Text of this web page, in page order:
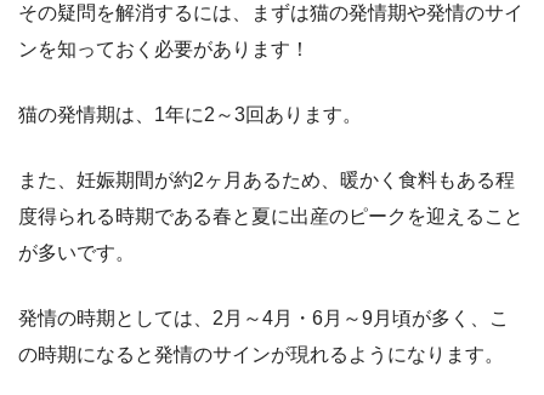
その疑問を解消するには、まずは猫の発情期や発情のサイ
ンを知っておく必要があります！
猫の発情期は、1年に2～3回あります。
また、妊娠期間が約2ヶ月あるため、暖かく食料もある程
度得られる時期である春と夏に出産のピークを迎えること
が多いです。
発情の時期としては、2月～4月・6月～9月頃が多く、こ
の時期になると発情のサインが現れるようになります。